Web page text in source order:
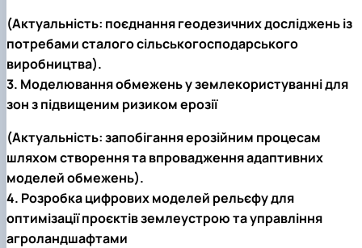
(Актуальність: поєднання геодезичних досліджень із
потребами сталого сільськогосподарського
виробництва).
3. Моделювання обмежень у землекористуванні для
зон з підвищеним ризиком ерозії
(Актуальність: запобігання ерозійним процесам
шляхом створення та впровадження адаптивних
моделей обмежень).
4. Розробка цифрових моделей рельєфу для
оптимізації проєктів землеустрою та управління
агроландшафтами